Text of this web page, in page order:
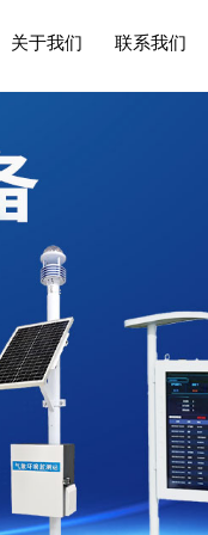
关于我们 联系我们